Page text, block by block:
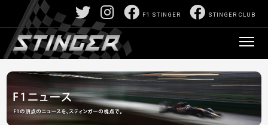
STINGER CLUB
F1 STINGER